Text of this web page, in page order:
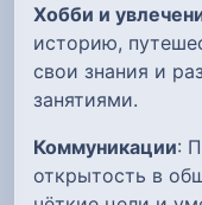
Хобби и
историю,
свои знания и
занятиями.
Коммуникации:
открытость в